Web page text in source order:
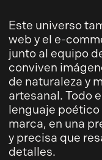
Este universo
web y el e-
junto al equipo
conviven
de naturaleza y
artesanal. Todo
lenguaje
marca, en una
y precisa que
detalles.